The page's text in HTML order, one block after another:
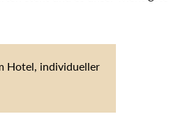
Hotel, individueller